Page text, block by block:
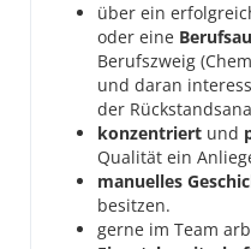
über ein
oder eine
Berufszweig
und daran
der
konzentriert und
Qualität ein
manuelles
besitzen.
gerne im Team